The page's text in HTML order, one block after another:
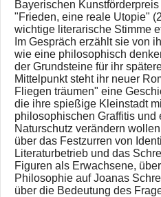
Bayerischen
"Frieden, eine reale Utopie"
wichtige literarische Stimme
Im Gespräch erzählt sie von
wie eine philosophisch
der Grundsteine für ihr
Mittelpunkt steht ihr neuer
Fliegen träumen" eine
die ihre spießige Kleinstadt
philosophischen Graffitis und
Naturschutz verändern
über das Festzurren von
Literaturbetrieb und das
Figuren als Erwachsene,
Philosophie auf Joanas
über die Bedeutung des